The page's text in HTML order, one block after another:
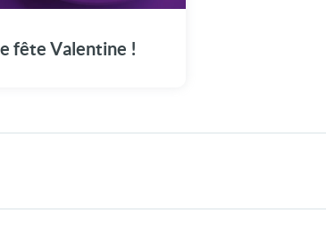
fête Valentine !